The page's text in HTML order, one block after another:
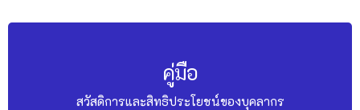
คู่มือ
สวัสดิการและสิทธิประโยชน์ของบุคลากร